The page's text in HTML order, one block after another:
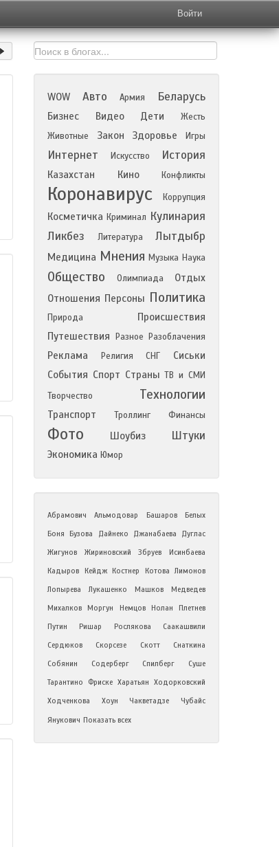
Войти
WOW Авто Армия Беларусь
Бизнес Видео Дети
Жесть
Животные
Закон Здоровье Игры
Интернет Искусство История
Казахстан Кино Конфликты
Коронавирус Коррупция
Косметичка Криминал Кулинария
Ликбез
Литература Лытдыбр
Медицина Мнения Музыка Наука
Общество Олимпиада
Отдых
Отношения Персоны Политика
Природа
Происшествия
Путешествия
Разное Разоблачения
Реклама Религия СНГ
Сиськи
События Спорт Страны ТВ и СМИ
Творчество
Технологии
Транспорт Троллинг Финансы
Фото Шоубиз Штуки
Экономика Юмор
Абрамович Альмодовар Башаров
Белых
Боня
Бузова Дайнеко Джанабаева
Дуглас
Жигунов
Жириновский Збруев
Исинбаева
Кадыров
Кейдж Костнер Котова Лимонов
Лопырева
Лукашенко Машков
Медведев
Михалков
Моргун Немцов Нолан
Плетнев
Путин
Ришар Рослякова
Саакашвили
Сердюков
Скорсезе Скотт
Снаткина
Собянин
Содерберг Спилберг
Суше
Тарантино
Фриске Харатьян Ходорковский
Ходченкова
Хоун Чакветадзе
Чубайс
Янукович Показать всех